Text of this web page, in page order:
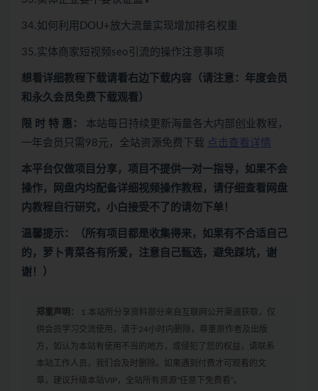
34.如何利用DOU+放大流量实现增加排名权重
35.实体商家短视频seo引流的操作注意事项
想看详细教程下载请看右边下载内容 （请注意：年度会员
和永久会员免费下载观看）
限 时 特 惠： 本站每日持续更新海量各大内部创业教程，
一年会员只需98元，全站资源免费下载 点击查看详情
本平台仅做项目分享，项目不提供一对一指导，如果不会
操作，网盘内均配备详细视频操作教程，请仔细查看网盘
内教程自行研究，小白接受不了的请勿下单！
温馨提示：（所有项目都是收集得来，如果有不合适自己
的，萝卜青菜各有所爱，注意自己甄选，避免踩坑，谢
谢！）
郑重声明：
1.本站所分享资料部分来自互联网公开渠道获取，仅
供会员学习交流使用，请于24小时内删除，尊重原作者及出版
方，如认为本站有使用不当的地方，或侵犯了您的权益，请联系
本站工作人员，我们会及时删除。如果遇到付费才可观看的文
章，建议升级本站VIP，全站所有资源“任意下免费看”。